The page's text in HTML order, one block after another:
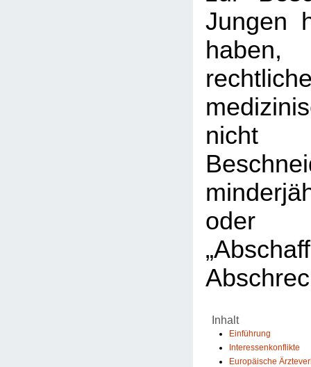
Jungen
nicht
Inhalt
Einführung
Interessenkonflikte
Europäische